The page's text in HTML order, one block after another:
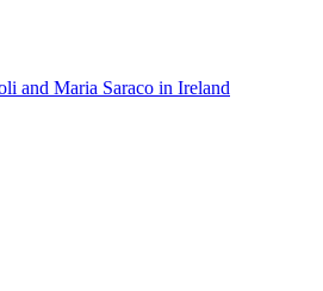
and Maria Saraco in Ireland